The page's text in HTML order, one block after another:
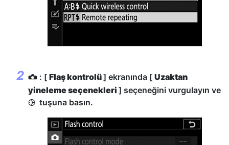
C : [ Flaş kontrolü] ekranında [ Uzaktan
yineleme seçenekleri ] seçeneğini vurgulayın ve
2 tuşuna basın.